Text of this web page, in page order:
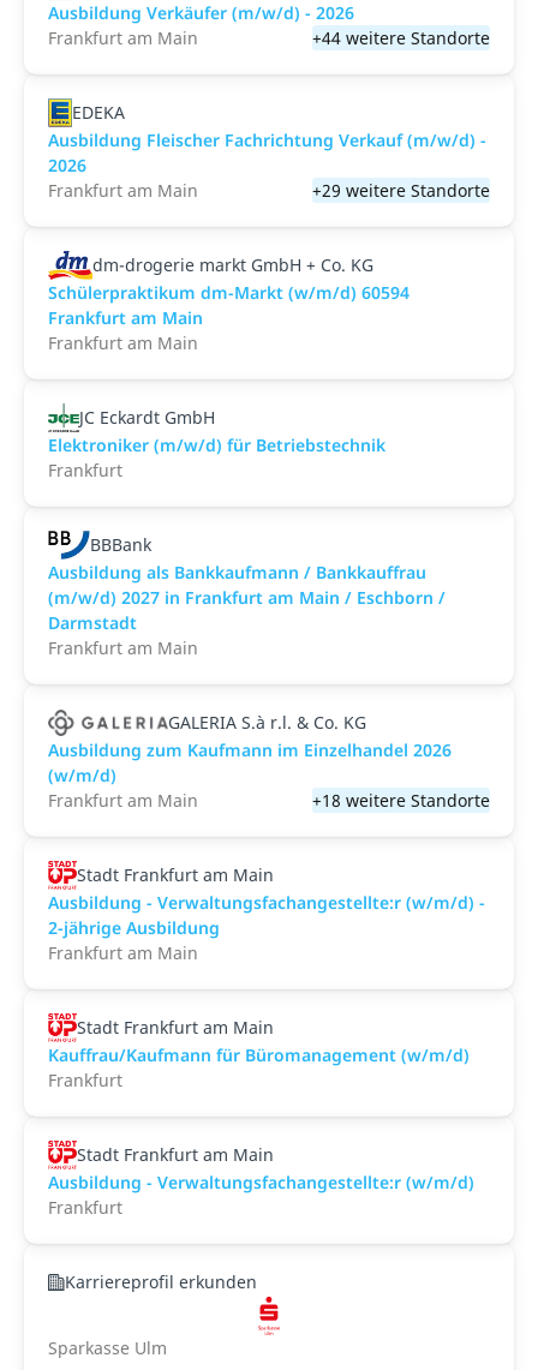
Ausbildung Verkäufer (m/w/d) - 2026
Frankfurt am Main
+44 weitere Standorte
EDEKA
Ausbildung Fleischer Fachrichtung Verkauf (m/w/d) -
2026
Frankfurt am Main
+29 weitere Standorte
dm-drogerie markt GmbH + Co. KG
Schülerpraktikum dm-Markt (w/m/d) 60594
Frankfurt am Main
Frankfurt am Main
JC Eckardt GmbH
Elektroniker (m/w/d) für Betriebstechnik
Frankfurt
BBBank
Ausbildung als Bankkaufmann / Bankkauffrau
(m/w/d) 2027 in Frankfurt am Main / Eschborn /
Darmstadt
Frankfurt am Main
GALERIA S.à r.l. & Co. KG
Ausbildung zum Kaufmann im Einzelhandel 2026
(w/m/d)
Frankfurt am Main
+18 weitere Standorte
Stadt Frankfurt am Main
Ausbildung - Verwaltungsfachangestellte:r (w/m/d) -
2-jährige Ausbildung
Frankfurt am Main
Stadt Frankfurt am Main
Kauffrau/Kaufmann für Büromanagement (w/m/d)
Frankfurt
Stadt Frankfurt am Main
Ausbildung - Verwaltungsfachangestellte:r (w/m/d)
Frankfurt
Karriereprofil erkunden
Sparkasse Ulm